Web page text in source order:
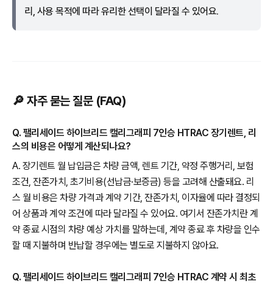
리, 사용 목적에 따라 유리한 선택이 달라질 수 있어요.
🔎 자주 묻는 질문 (FAQ)
Q. 팰리세이드 하이브리드 캘리그래피 7인승 HTRAC 장기렌트, 리
스의 비용은 어떻게 계산되나요?
A. 장기렌트 월 납입금은 차량 금액, 렌트 기간, 약정 주행거리, 보험
조건, 잔존가치, 초기비용(선납금·보증금) 등을 고려해 산출돼요. 리
스 월 비용은 차량 가격과 계약 기간, 잔존가치, 이자율에 따라 결정되
어 상품과 계약 조건에 따라 달라질 수 있어요. 여기서 잔존가치란 계
약 종료 시점의 차량 예상 가치를 말하는데, 계약 종료 후 차량을 인수
할 때 지불하며 반납할 경우에는 별도로 지불하지 않아요.
Q. 팰리세이드 하이브리드 캘리그래피 7인승 HTRAC 계약 시 최초